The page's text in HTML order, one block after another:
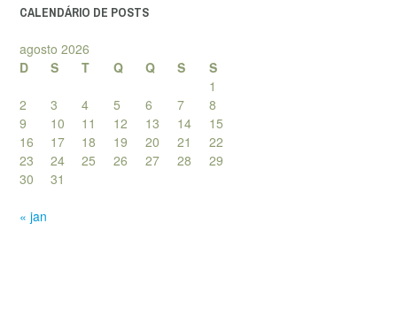
CALENDÁRIO DE POSTS
agosto 2026
D
S T Q Q S
S
1
2
3 4 5 6 7
8
9
10 11 12 13 14
15
16
17 18 19 20 21
22
23
24 25 26 27 28
29
30
31
« jan